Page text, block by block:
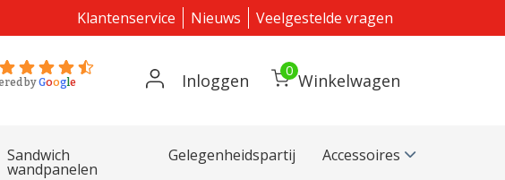
Klantenservice Nieuws Veelgestelde vragen
byGoogle Inloggen 0 Winkelwagen
Sandwich
wandpanelen
Gelegenheidspartij Accessoires